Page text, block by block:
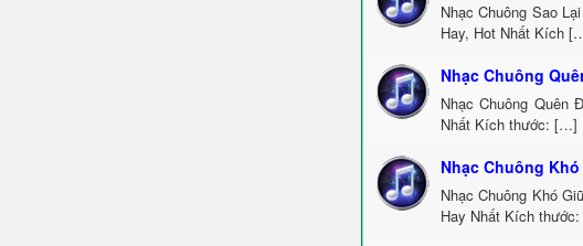
Nhạc Chuông Sao
Hay, Hot Nhất Kích
Nhạc Chuông
Nhạc Chuông Quên
Nhất Kích thước: […]
Nhạc Chuông
Nhạc Chuông Khó
Hay Nhất Kích